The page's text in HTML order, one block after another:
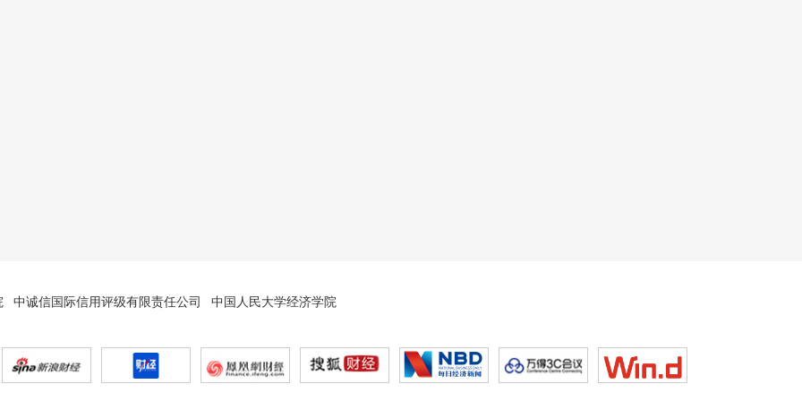
中诚信国际信用评级有限责任公司 中国人民大学经济学院